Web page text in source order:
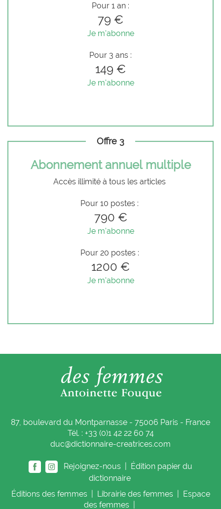
Pour 1 an :
79 €
Je m'abonne
Pour 3 ans :
149 €
Je m'abonne
Offre 3
Abonnement annuel multiple
Accès illimité à tous les articles
Pour 10 postes :
790 €
Je m'abonne
Pour 20 postes :
1200 €
Je m'abonne
87, boulevard du Montparnasse - 75006 Paris - France
Tél. : +33 (0)1 42 22 60 74
duc@dictionnaire-creatrices.com
Rejoignez-nous |
Édition papier du
dictionnaire
Éditions des femmes Librairie des femmes
Espace
des femmes